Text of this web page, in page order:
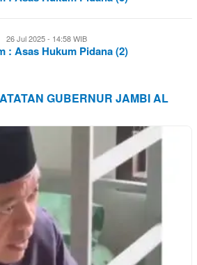
26 Jul 2025 - 14:58 WIB
: Asas Hukum Pidana (2)
GUBERNUR JAMBI AL